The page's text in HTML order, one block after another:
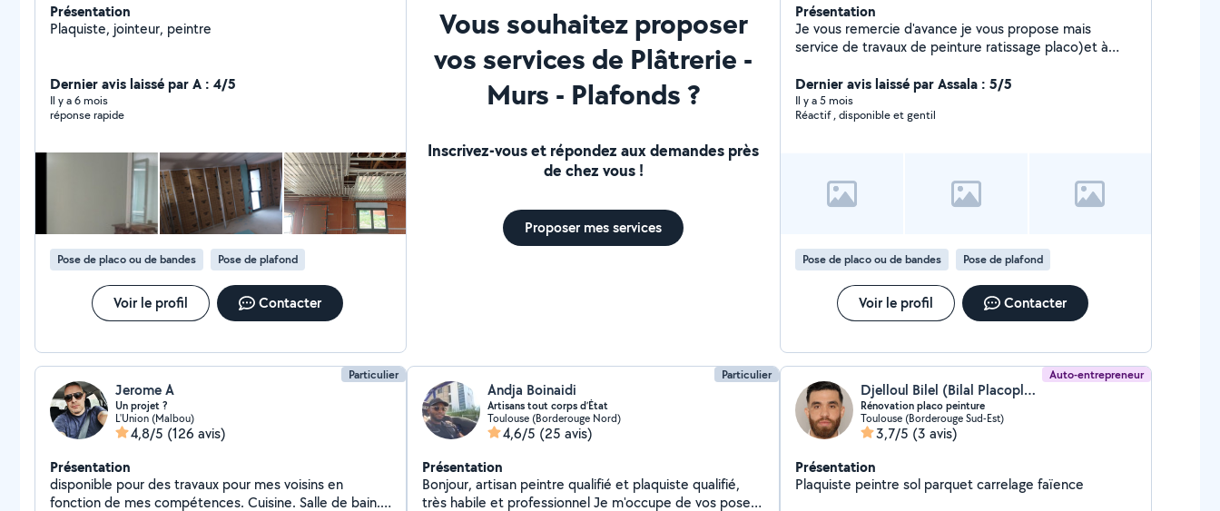
Présentation
Plaquiste, jointeur, peintre
Dernier avis laissé par A : 4/5
Il y a 6 mois
réponse rapide
Pose de placo ou de bandes Pose de plafond
Voir le profil Contacter
Vous souhaitez proposer
vos services de Plâtrerie -
Murs - Plafonds ?
Inscrivez-vous et répondez aux demandes près
de chez vous !
Proposer mes services
Présentation
Je vous remercie d'avance je vous propose mais
service de travaux de peinture ratissage placo)et à
Dernier avis laissé par Assala : 5/5
Il y a 5 mois
Réactif , disponible et gentil
Pose de placo ou de bandes Pose de plafond
Voir le profil Contacter
Particulier
Jerome A
Un projet ?
L'Union (Malbou)
4,8/5 (126 avis)
Présentation
disponible pour des travaux pour mes voisins en
fonction de mes compétences. Cuisine. Salle de bain.
Particulier
Andja Boinaidi
Artisans tout corps d’État
Toulouse (Borderouge Nord)
4,6/5 (25 avis)
Présentation
Bonjour, artisan peintre qualifié et plaquiste qualifié,
très habile et professionnel Je m'occupe de vos pose
Auto-entrepreneur
Djelloul Bilel (Bilal Placoplatre Peinture Service)
Rénovation placo peinture
Toulouse (Borderouge Sud-Est)
3,7/5 (3 avis)
Présentation
Plaquiste peintre sol parquet carrelage faïence